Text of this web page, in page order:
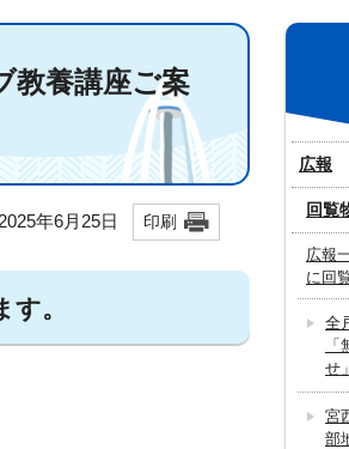
教養講座ご案
年6月25日 印刷
。
広報
回覧
広報
に回
全
せ」
宮
部